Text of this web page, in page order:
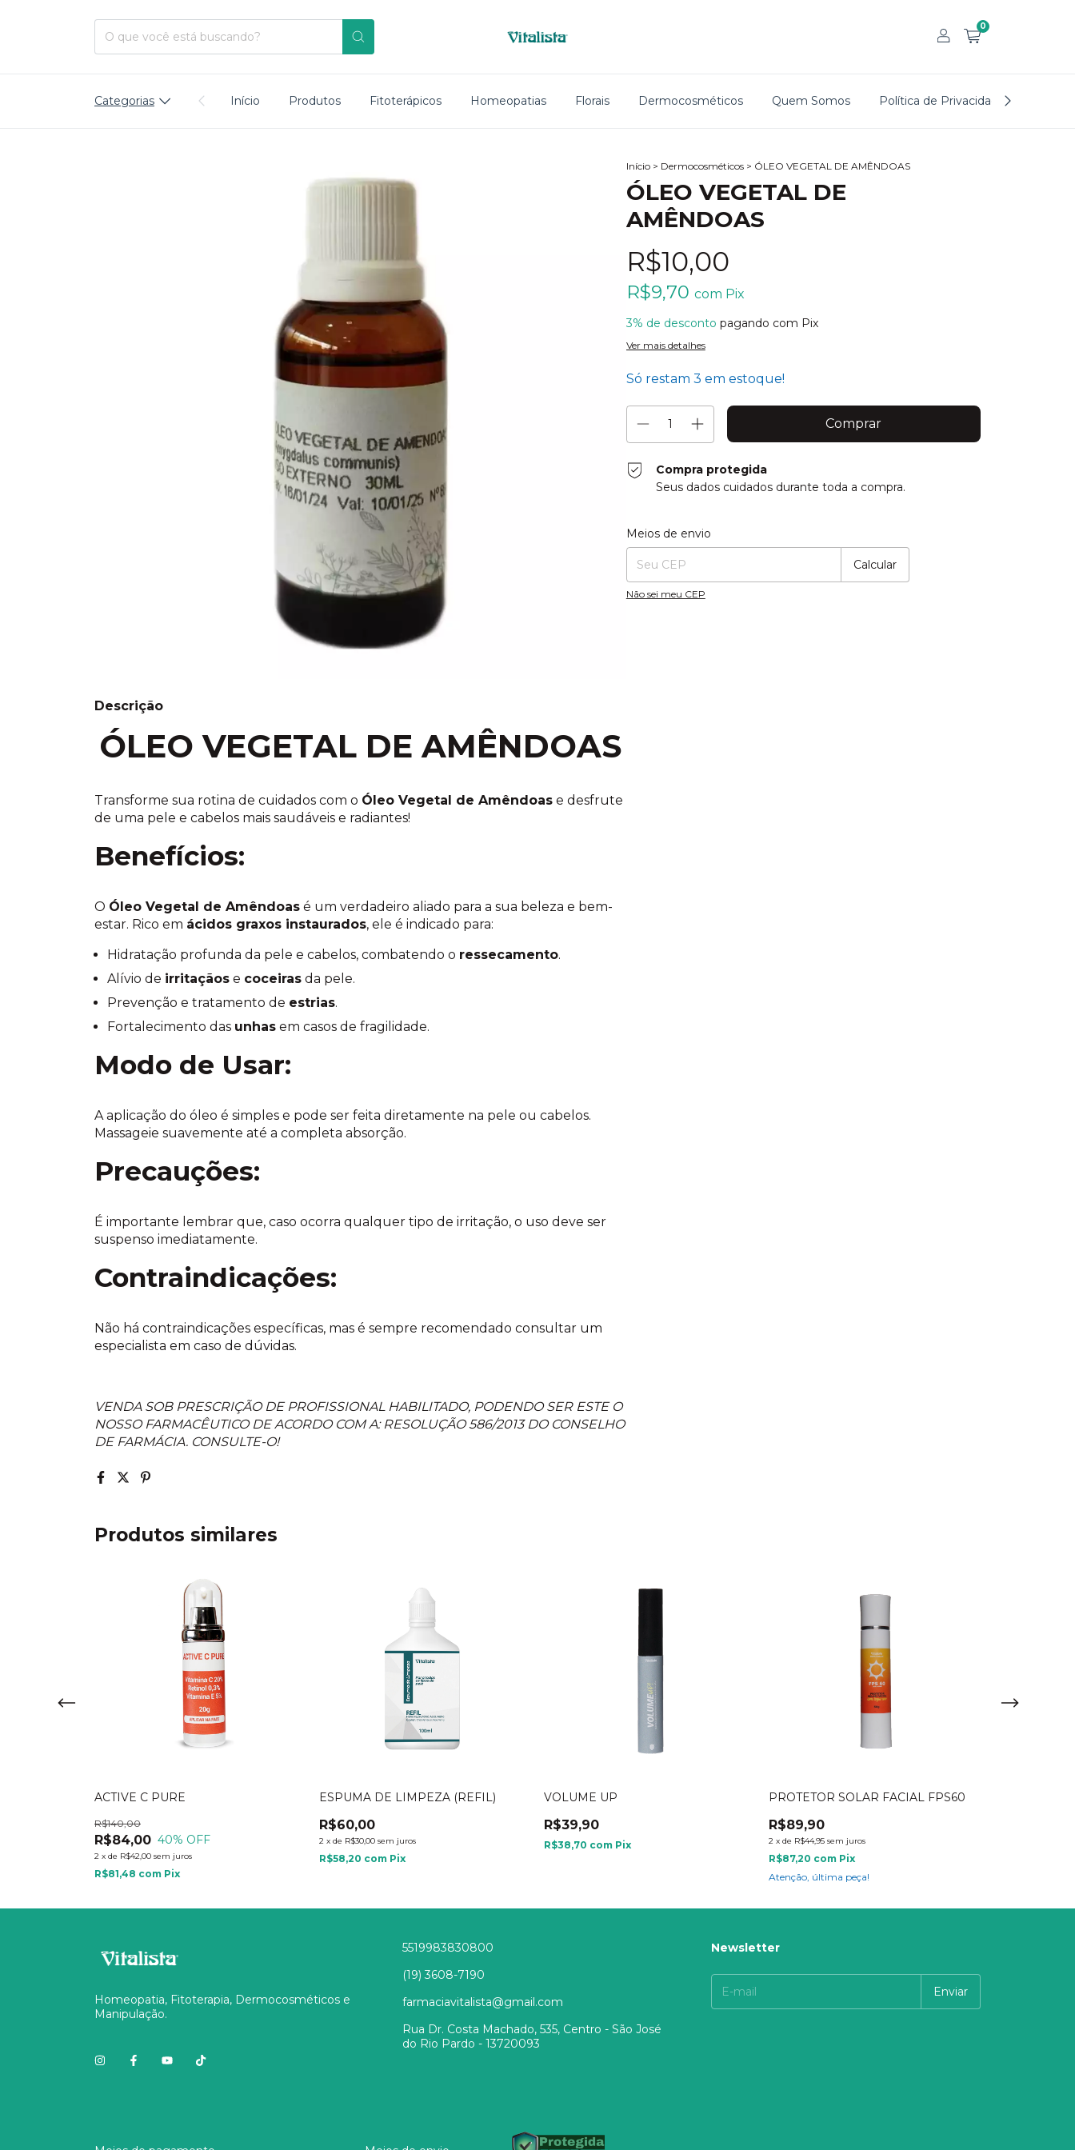
0
Categorias Início Produtos Fitoterápicos Homeopatias Florais Dermocosméticos Quem Somos Política de Privacidade
Início > Dermocosméticos > ÓLEO VEGETAL DE AMÊNDOAS
ÓLEO VEGETAL DE
AMÊNDOAS
R$10,00
R$9,70 com Pix
3% de desconto pagando com Pix
Ver mais detalhes
Só restam 3 em estoque!
Compra protegida
Seus dados cuidados durante toda a compra.
Entregas para o CEP:
Meios de envio
Calcular
Não sei meu CEP
Descrição
ÓLEO VEGETAL DE AMÊNDOAS
Transforme sua rotina de cuidados com o Óleo Vegetal de Amêndoas e desfrute
de uma pele e cabelos mais saudáveis e radiantes!
Benefícios:
O Óleo Vegetal de Amêndoas é um verdadeiro aliado para a sua beleza e bem-
estar. Rico em ácidos graxos instaurados, ele é indicado para:
Hidratação profunda da pele e cabelos, combatendo o ressecamento.
Alívio de irritaçãos e coceiras da pele.
Prevenção e tratamento de estrias.
Fortalecimento das unhas em casos de fragilidade.
Modo de Usar:
A aplicação do óleo é simples e pode ser feita diretamente na pele ou cabelos.
Massageie suavemente até a completa absorção.
Precauções:
É importante lembrar que, caso ocorra qualquer tipo de irritação, o uso deve ser
suspenso imediatamente.
Contraindicações:
Não há contraindicações específicas, mas é sempre recomendado consultar um
especialista em caso de dúvidas.
VENDA SOB PRESCRIÇÃO DE PROFISSIONAL HABILITADO, PODENDO SER ESTE O
NOSSO FARMACÊUTICO DE ACORDO COM A: RESOLUÇÃO 586/2013 DO CONSELHO
DE FARMÁCIA. CONSULTE-O!
Produtos similares
ACTIVE C PURE
R$84,00
R$140,00
40% OFF
2 x de R$42,00 sem juros
R$81,48 com Pix
ESPUMA DE LIMPEZA (REFIL)
R$60,00
2 x de R$30,00 sem juros
R$58,20 com Pix
VOLUME UP
R$39,90
R$38,70 com Pix
PROTETOR SOLAR FACIAL FPS60
R$89,90
2 x de R$44,95 sem juros
R$87,20 com Pix
Atenção, última peça!
Homeopatia, Fitoterapia, Dermocosméticos e
Manipulação.
5519983830800
(19) 3608-7190
farmaciavitalista@gmail.com
Rua Dr. Costa Machado, 535, Centro - São José
do Rio Pardo - 13720093
Newsletter